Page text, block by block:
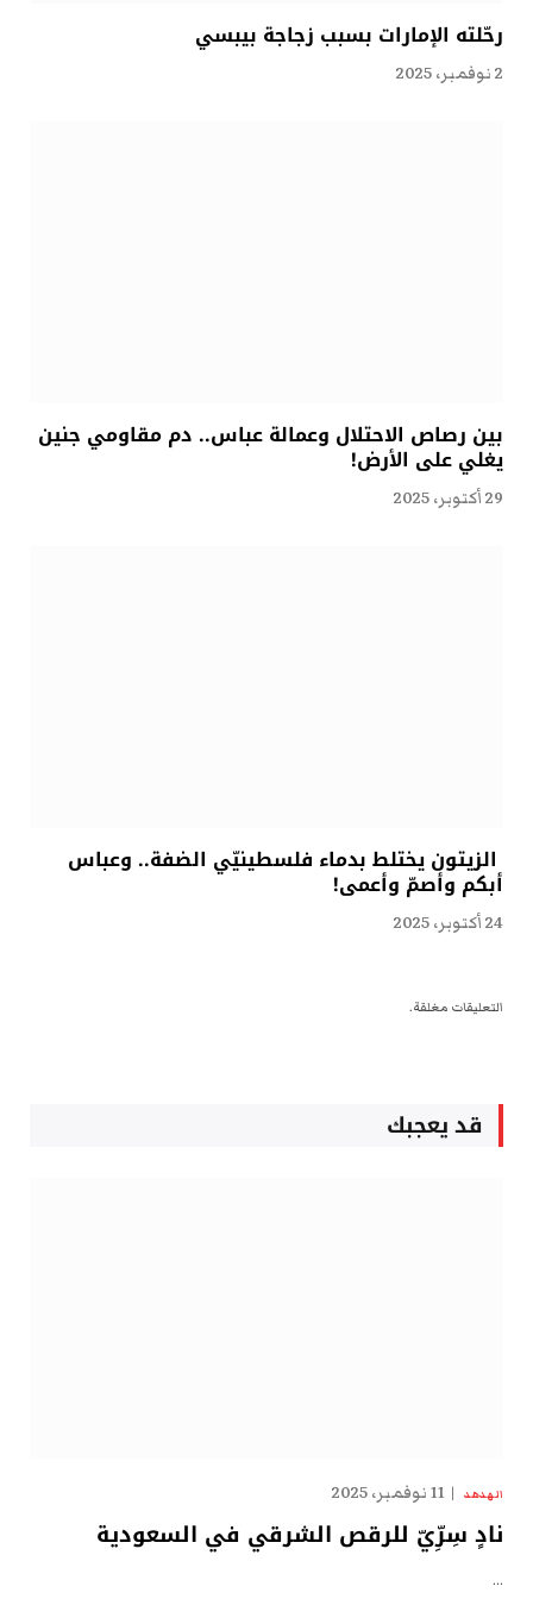
رحّلته الإمارات بسبب زجاجة بيبسي
2 نوفمبر، 2025
بين رصاص الاحتلال وعمالة عباس.. دم مقاومي جنين
يغلي على الأرض!
29 أكتوبر، 2025
الزيتون يختلط بدماء فلسطينيّي الضفة.. وعباس
أبكم وأصمّ وأعمى!
24 أكتوبر، 2025
التعليقات مغلقة.
قد يعجبك
الهدهد 11 نوفمبر، 2025
نادٍ سِرِّيّ للرقص الشرقي في السعودية
…